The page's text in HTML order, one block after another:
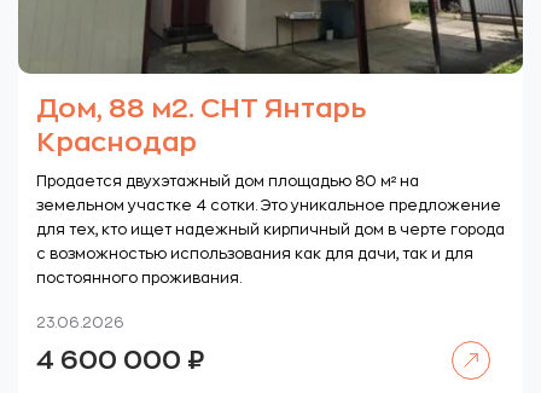
Дом, 88 м2. СНТ Янтарь
Краснодар
Продается двухэтажный дом площадью 80 м² на
земельном участке 4 сотки. Это уникальное предложение
для тех, кто ищет надежный кирпичный дом в черте города
с возможностью использования как для дачи, так и для
постоянного проживания.
23.06.2026
4 600 000 ₽